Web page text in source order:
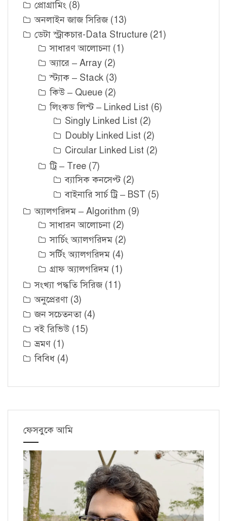
প্রোগ্রামিং (8)
অনলাইন জাজ সিরিজ (13)
ডেটা স্ট্রাকচার-Data Structure (21)
সাধারণ আলোচনা (1)
অ্যারে – Array (2)
স্ট্যাক – Stack (3)
কিউ – Queue (2)
লিংকড লিস্ট – Linked List (6)
Singly Linked List (2)
Doubly Linked List (2)
Circular Linked List (2)
ট্রি – Tree (7)
ব্যাসিক কনসেপ্ট(2)
বাইনারি সার্চ ট্রি – BST (5)
অ্যালগরিদম – Algorithm (9)
সাধারন আলোচনা (2)
সার্চিং অ্যালগরিদম (2)
সর্টিং অ্যালগরিদম (4)
গ্রাফ অ্যালগরিদম (1)
সংখ্যা পদ্ধতি সিরিজ (11)
অনুপ্রেরণা (3)
জন সচেতনতা (4)
বই রিভিউ (15)
ভ্রমণ (1)
বিবিধ (4)
ফেসবুকে আমি